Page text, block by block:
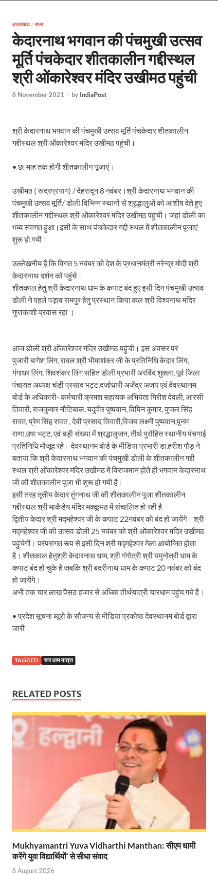
Uttarakhand Female Boxer: मुख्यमंत्री धामी से मिलीं
UP Kanwar Yatra: कांवड़ यात्रा से पहले सभी धार्मिक
Bharat Tex 2026: टेक्सटाइल निवेश के प्रमुख गंतव्य के
The Kshitij Show: द क्षितिज शो में पहुंचे जुयाल और
Lok Sanvardhan Parva: देहरादून में मुख्यमंत्री पुष्कर
Shri Kashi Vishwanath Mandir: उत्तरकाशी में CM
Dr.Teejan Bai: विश्वविख्यात पंडवानी गायिका, पद्म
Sundarpura Railway Station: खाटू श्याम जी के भक्तो
Jan-Jan Ki Sarkar Abhiyan: 4 जुलाई से फिर शुरु होगा
आ गई यूपी बीजेपी संगठन की लिस्ट, देखिए कौन-कौन है इस
9New Sectoral Policy: 9 नई सेक्टोरल पॉलिसी, एक
संयुक्त निदेशक के एस चौहान ने मुख्यमंत्री को भेंट की अपनी
New haryana Industrial Policy: मुख्यमंत्री नायब सिंह
Baster’s New Picture: बस्तर की नई तस्वीर: मैदान
पीएम मोदी के संबोधन की बड़ी बातें
Modern Composite Sleepers: एआई की मदद से ट्रैक
Char Dham Yatra Action Plan: चारधाम यात्रा-
Katra Banihal Special Train: कटरा – बनिहाल के
Aerial Survey: सीएम योगी के निर्देश पर उप मुख्यमंत्री व
Ancient Manuscripts: वैश्विक मंच तक पहुंचेगा भारतीय
Big Blueprint for Bastar: बस्तर के लिए बड़ा ब्लूप्रिंट:
Bhartendu Natya Akadami: मुख्यमंत्री ने देखी ‘आनंद
Women E Rickshaw Pilots: यूपी में तैयार हो रही
Mann Ki Baat: प्रधानमंत्री नरेंद्र मोदी ने देशवासियों को
NCBC Chairman: साध्वी निरंजन ज्योति बनी राष्ट्रीय
मिलावटखोरों पर और कसेगा सरकार का शिकंजा
Pateshvari Mata Darshan: मुख्यमंत्री ने किए मां
She Leads Bharat: अंतर्राष्ट्रीय महिला दिवस 2026 के
Sabka Sath Sabka Vikas: प्रधानमंत्री नरेन्द्र मोदी 9
Holi Mahotsava: CM धामी ने कलश संगीत द्वारा
Chhattisgarh Budget 2026-27: बस्तर के विकास का
उत्तराखंड/ राज्य
केदारनाथ भगवान की पंचमुखी उत्सव
मूर्ति पंचकेदार शीतकालीन गद्दीस्थल
श्री ओंकारेश्वर मंदिर उखीमठ पहुंची
8 November 2021 - by IndiaPost
श्री केदारनाथ भगवान की पंचमुखी उत्सव मूर्ति पंचकेदार शीतकालीन
गद्दीस्थल श्री ओंकारेश्वर मंदिर उखीमठ पहुंची।
• छ: माह तक होगी शीतकालीन पूजाएं।
उखीमठ ( रूद्रप्रयाग) / देहरादून 8 नवंबर।श्री केदारनाथ भगवान की
पंचमुखी उत्सव मूर्ति/ डोली विभिन्न स्थानों से श्रृद्धालुओं को आशीष देते हुए
शीतकालीन गद्दीस्थल श्री ओंकारेश्वर मंदिर उखीमठ पहुंची। जहां डोली का
भब्य स्वागत हुआ।इसी के साथ पंचकेदार गद्दी स्थल में शीतकालीन पूजाएं
शुरू हो गयी।
उल्लेखनीय है कि विगत 5 नवंबर को देश के प्रधानमंत्री नरेन्द्र मोदी श्री
केदारनाथ दर्शन को पहुंचे‌।
शीतकाल हेतु श्री केदारनाथ धाम के कपाट बंद हुए इसी दिन पंचमुखी उत्सव
डोली ने पहले पड़ाव रामपुर हेतु प्रस्थान किया कल श्री विश्वनाथ मंदिर
गुप्तकाशी प्रवास रहा ।
आज डोली श्री ओंकारेश्वर मंदिर उखीमठ पहुंची। इस अवसर पर
पुजारी बागेश लिंग, रावल श्री भीमाशंकर जी के प्रतिनिधि केदार लिंग,
गंगाधर लिंग, शिवशंकर लिंग सहित डोली प्रभारी अरविंद शुक्ला, पूर्व जिला
पंचायत अध्यक्ष चंडी प्रसाद भट्ट,दर्जाधारी अजेंद्र अजय एवं देवस्थानम
बोर्ड के अधिकारी- कर्मचारी क्रमश सहायक अभियंता गिरीश देवली, आरसी
तिवारी, राजकुमार नौटियाल, यदुवीर पुष्पवान, विपिन कुमार, पुप्कर सिंह
रावत, प्रेम सिंह रावत , देवी प्रसाद तिवारी,विजय लक्ष्मी पुष्पवान,पूनम
राणा,उषा भट्ट, एवं बड़ी संख्या में श्रद्धालुजन, तीर्थ पुरोहित स्थानीय पंचगाई
प्रतिनिधि मौजूद रहे। देवस्थानम बोर्ड के मीडिया प्रभारी डा.हरीश गौड़ ने
बताया कि श्री केदारनाथ भगवान की पंचमुखी डोली के शीतकालीन गद्दी
स्थल श्री ओंकारेश्वर मंदिर उखीमठ में विराजमान होते ही भगवान केदारनाथ
जी की शीतकालीन पूजा भी शुरू हो गयी है।
इसी तरह तृतीय केदार तुंगनाथ जी की शीतकालीन पूजा शीतकालीन
गद्दीस्थल श्री मार्कंडेय मंदिर मक्कूमठ में संचालित हो रही है
द्वितीय केदार श्री मद्महेश्वर जी के कपाट 22नवंबर को बंद हो जायेंगे। श्री
मद्महेश्वर जी की उत्सव डोली 25 नवंबर को श्री ओंकारेश्वर मंदिर उखीमठ
पहुंचेगी। परंपरागत रूप से इसी दिन श्री मद्महेश्वर मेला आयोजित होता
है। शीतकाल हेतुश्री केदारनाथ धाम, श्री गंगोत्री श्री यमुनोत्री धाम के
कपाट बंद हो चुके है जबकि श्री बदरीनाथ धाम के कपाट 20 नवंबर को बंद
हो जायेंगे।
अभी तक चार लाख पैसठ हजार से अधिक तीर्थयात्री चारधाम पहुंच गये है।
• प्रदेश सूचना ब्यूरो के सौजन्य से मीडिया प्रकोष्ठ देवस्थानम बोर्ड द्वारा
जारी
TAGGED चार धाम यात्रा
RELATED POSTS
Mukhyamantri Yuva Vidharthi Manthan: सीएम धामी
करेंगे युवा विद्यार्थियों’ से सीधा संवाद
8 August 2026